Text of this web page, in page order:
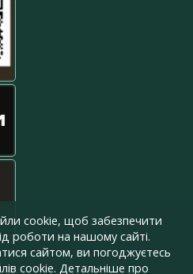
cookie, щоб забезпечити
роботи на нашому сайті.
сайтом, ви погоджуєтесь
cookie. Детальніше про